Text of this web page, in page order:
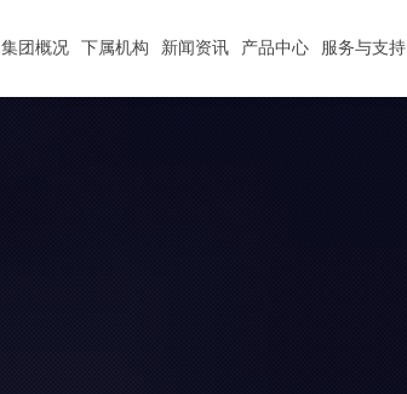
集团概况 下属机构 新闻资讯 产品中心 服务与支持